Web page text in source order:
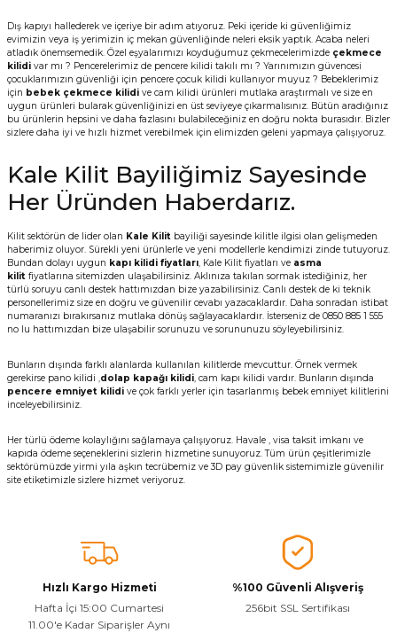
Dış kapıyı hallederek ve içeriye bir adım atıyoruz. Peki içeride ki güvenliğimiz
evimizin veya iş yerimizin iç mekan güvenliğinde neleri eksik yaptık. Acaba neleri
atladık önemsemedik. Özel eşyalarımızı koyduğumuz çekmecelerimizde çekmece
kilidi var mı ? Pencerelerimiz de pencere kilidi takılı mı ? Yarınımızın güvencesi
çocuklarımızın güvenliği için pencere çocuk kilidi kullanıyor muyuz ? Bebeklerimiz
için bebek çekmece kilidi ve cam kilidi ürünleri mutlaka araştırmalı ve size en
uygun ürünleri bularak güvenliğinizi en üst seviyeye çıkarmalısınız. Bütün aradığınız
bu ürünlerin hepsini ve daha fazlasını bulabileceğiniz en doğru nokta burasıdır. Bizler
sizlere daha iyi ve hızlı hizmet verebilmek için elimizden geleni yapmaya çalışıyoruz.
Kale Kilit Bayiliğimiz Sayesinde
Her Üründen Haberdarız.
Kilit sektörün de lider olan Kale Kilit bayiliği sayesinde kilitle ilgisi olan gelişmeden
haberimiz oluyor. Sürekli yeni ürünlerle ve yeni modellerle kendimizi zinde tutuyoruz.
Bundan dolayı uygun kapı kilidi fiyatları, Kale Kilit fiyatları ve asma
kilit fiyatlarına sitemizden ulaşabilirsiniz. Aklınıza takılan sormak istediğiniz, her
türlü soruyu canlı destek hattımızdan bize yazabilirsiniz. Canlı destek de ki teknik
personellerimiz size en doğru ve güvenilir cevabı yazacaklardır. Daha sonradan istibat
numaranızı bırakırsanız mutlaka dönüş sağlayacaklardır. İsterseniz de 0850 885 1 555
no lu hattımızdan bize ulaşabilir sorunuzu ve sorununuzu söyleyebilirsiniz.
Bunların dışında farklı alanlarda kullanılan kilitlerde mevcuttur. Örnek vermek
gerekirse pano kilidi ,dolap kapağı kilidi, cam kapı kilidi vardır. Bunların dışında
pencere emniyet kilidi ve çok farklı yerler için tasarlanmış bebek emniyet kilitlerini
inceleyebilirsiniz.
Her türlü ödeme kolaylığını sağlamaya çalışıyoruz. Havale , visa taksit imkanı ve
kapıda ödeme seçeneklerini sizlerin hizmetine sunuyoruz. Tüm ürün çeşitlerimizle
sektörümüzde yirmi yıla aşkın tecrübemiz ve 3D pay güvenlik sistemimizle güvenilir
site etiketimizle sizlere hizmet veriyoruz.
Hızlı Kargo Hizmeti
Hafta İçi 15:00 Cumartesi
11.00'e Kadar Siparişler Aynı
%100 Güvenli Alışveriş
256bit SSL Sertifikası